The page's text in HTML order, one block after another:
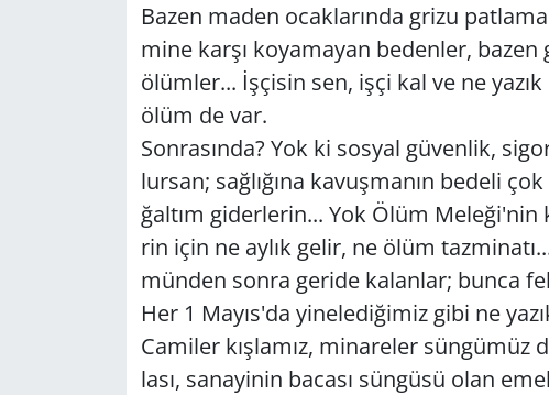
Bazen maden ocak­la­rın­da grizu
mi­ne karşı ko­ya­ma­yan be­den­ler,
ölüm­ler... İşçi­sin sen, işçi kal ve ne
ölüm de var.
Son­ra­sın­da? Yok ki sos­yal gü­ven­lik,
lur­san; sağ­lı­ğı­na ka­vuş­ma­nın be­de­li
ğal­tım gi­der­le­rin... Yok Ölüm
rin için ne aylık gelir, ne ölüm
mün­den sonra ge­ri­de ka­lan­lar; bunca
Her 1 Mayıs'da yi­ne­le­di­ği­miz gibi ne
Ca­mi­ler kış­la­mız, mi­na­re­ler
la­sı, sa­na­yi­nin ba­ca­sı sün­gü­sü olan